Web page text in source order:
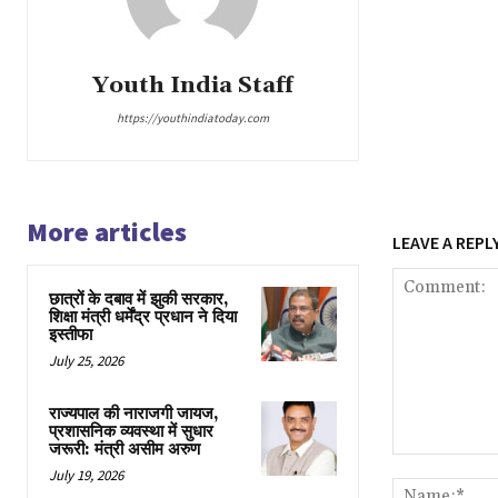
Youth India Staff
https://youthindiatoday.com
More articles
छात्रों के दबाव में झुकी सरकार,
शिक्षा मंत्री धर्मेंद्र प्रधान ने दिया
इस्तीफा
July 25, 2026
राज्यपाल की नाराजगी जायज,
प्रशासनिक व्यवस्था में सुधार
जरूरी: मंत्री असीम अरुण
July 19, 2026
LEAVE A